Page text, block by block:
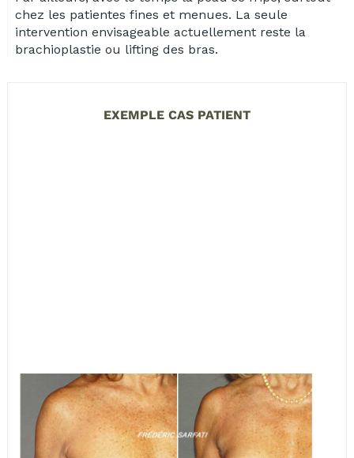
chez les patientes fines et menues. La seule
intervention envisageable actuellement reste la
brachioplastie ou lifting des bras.
EXEMPLE CAS PATIENT